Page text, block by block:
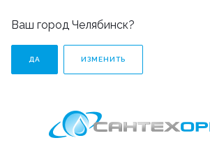
Ваш город Челябинск?
ДА ИЗМЕНИТЬ